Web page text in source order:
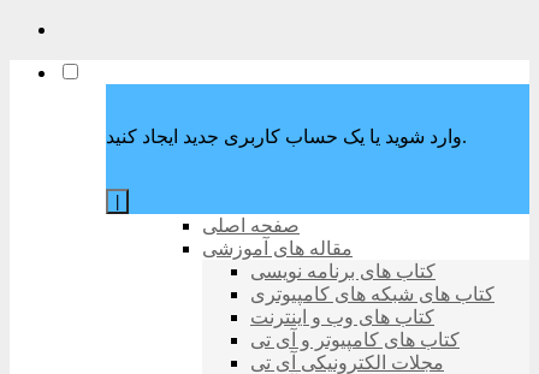
وارد شوید یا یک حساب کاربری جدید ایجاد کنید.
صفحه اصلی
مقاله های آموزشی
کتاب های برنامه نویسی
کتاب های شبکه های کامپیوتری
کتاب های وب و اینترنت
کتاب های کامپیوتر و آی تی
مجلات الکترونیکی آی تی